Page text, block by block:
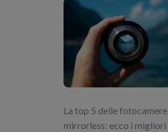
La top 5 delle fotocamere
mirrorless: ecco i migliori